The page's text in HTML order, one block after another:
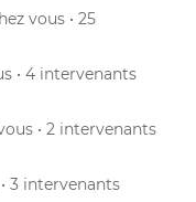
vous • 25
• 4 intervenants
• 2 intervenants
3 intervenants